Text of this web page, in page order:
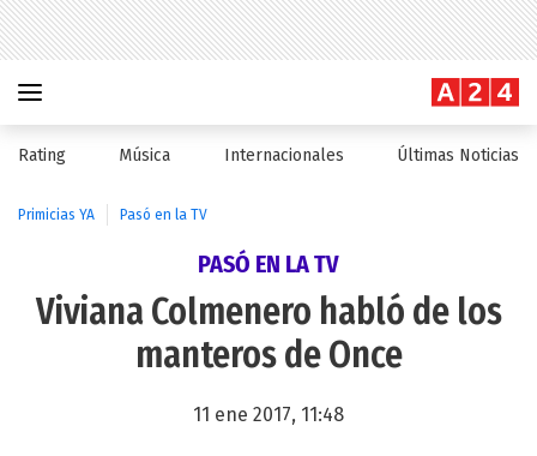
Rating Música Internacionales Últimas Noticias
Primicias YA Pasó en la TV
PASÓ EN LA TV
Viviana Colmenero habló de los
manteros de Once
11 ene 2017, 11:48